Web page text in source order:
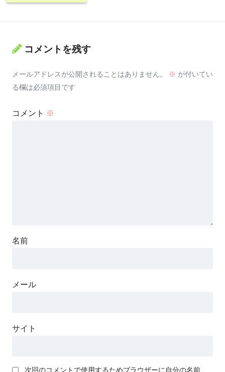
コメントを残す
メールアドレスが公開されることはありません。 ※ が付いてい
る欄は必須項目です
コメント ※
名前
メール
サイト
次回のコメントで使用するためブラウザーに自分の名前、